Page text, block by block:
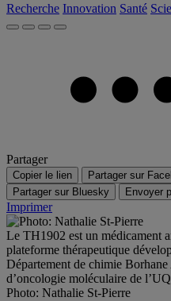
Recherche Innovation Santé
Partager
Copier le lien Partager sur
Partager sur Bluesky
Envoyer
Imprimer
Le TH1902 est un médicament
plateforme thérapeutique
Département de chimie
d’oncologie moléculaire de
Photo: Nathalie St-Pierre